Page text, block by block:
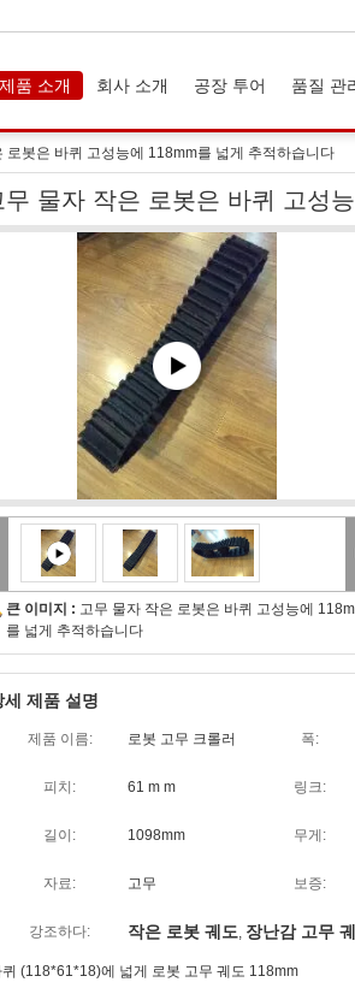
제품 소개 회사 소개 공장 투어 품질 관
로봇은 바퀴 고성능에 118mm를 넓게 추적하습니다
무 물자 작은 로봇은 바퀴 고성
큰 이미지 : 고무 물자 작은 로봇은 바퀴 고성능에
를 넓게 추적하습니다
세 제품 설명
제품 이름: 로봇 고무 크롤러 폭:
피치: 61 m m 링크:
길이: 1098mm 무게:
자료: 고무 보증:
강조하다: 작은 로봇 궤도, 장난감 고무
퀴 (118*61*18)에 넓게 로봇 고무 궤도 118mm